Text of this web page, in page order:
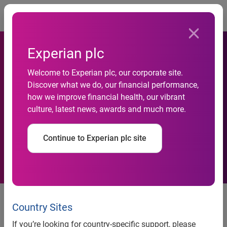
Experian plc
Welcome to Experian plc, our corporate site.
Discover what we do, our financial performance,
how we improve financial health, our vibrant
culture, latest news, awards and much more.
Continue to Experian plc site
Country Sites
If you’re looking for country-specific support, please
Credito: in crescita i
finanziamenti agli stranieri
Credito: In Crescita I
Finanziamenti Agli Stranieri